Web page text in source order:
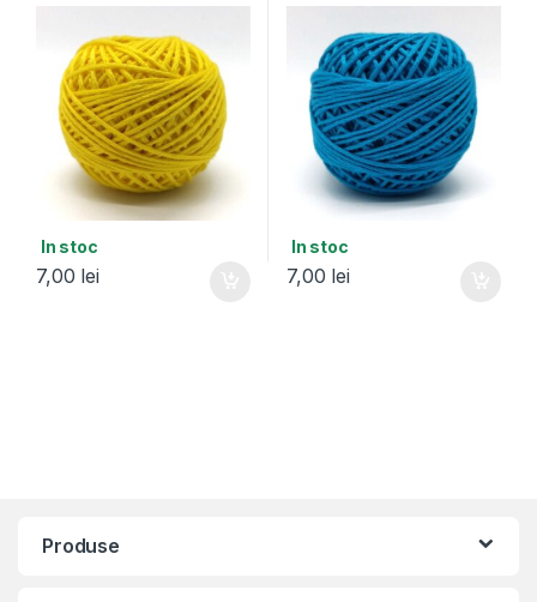
In stoc
7,00 lei
In stoc
7,00 lei
Produse